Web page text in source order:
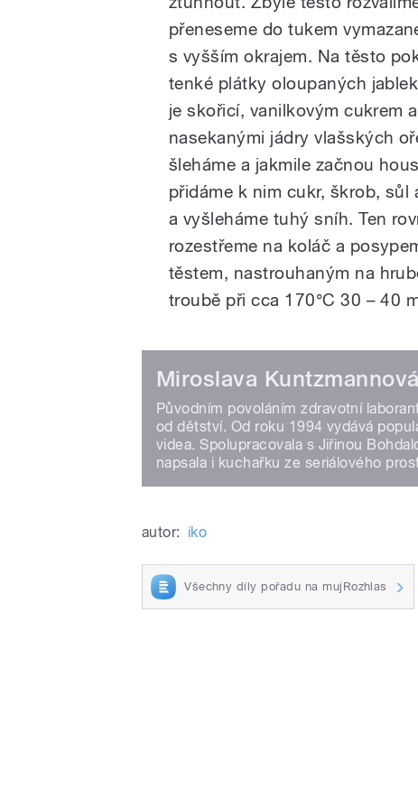
přeneseme do tukem
s vyšším okrajem. Na těsto
tenké plátky oloupaných
je skořicí, vanilkovým cukrem a
nasekanými jádry vlašských
šleháme a jakmile začnou
přidáme k nim cukr, škrob, sůl
a vyšleháme tuhý sníh. Ten
rozestřeme na koláč a
těstem, nastrouhaným na
troubě při cca 170°C 30 – 40
Miroslava Kuntzmannová
Původním povoláním zdravotní
od dětství. Od roku 1994 vydává
videa. Spolupracovala s Jiřinou
napsala i kuchařku ze seriálového
autor: iko
Všechny díly pořadu na mujRozhlas